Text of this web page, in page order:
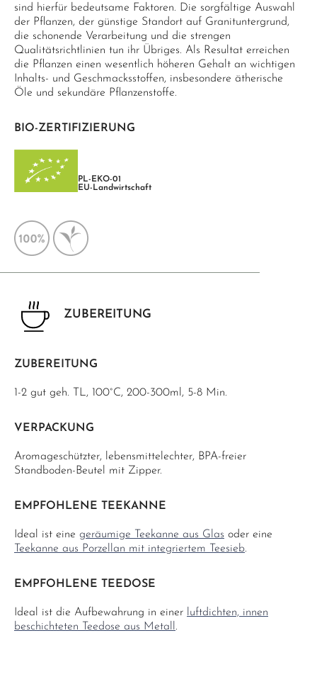
sind hierfür bedeutsame Faktoren. Die sorgfältige Auswahl
der Pflanzen, der günstige Standort auf Granituntergrund,
die schonende Verarbeitung und die strengen
Qualitätsrichtlinien tun ihr Übriges. Als Resultat erreichen
die Pflanzen einen wesentlich höheren Gehalt an wichtigen
Inhalts- und Geschmacksstoffen, insbesondere ätherische
Öle und sekundäre Pflanzenstoffe.
BIO-ZERTIFIZIERUNG
PL-EKO-01
EU-Landwirtschaft
ZUBEREITUNG
ZUBEREITUNG
1-2 gut geh. TL, 100°C, 200-300ml, 5-8 Min.
VERPACKUNG
Aromageschützter, lebensmittelechter, BPA-freier
Standboden-Beutel mit Zipper.
EMPFOHLENE TEEKANNE
Ideal ist eine geräumige Teekanne aus Glas oder eine
Teekanne aus Porzellan mit integriertem Teesieb.
EMPFOHLENE TEEDOSE
Ideal ist die Aufbewahrung in einer
luftdichten, innen
beschichteten Teedose aus Metall .